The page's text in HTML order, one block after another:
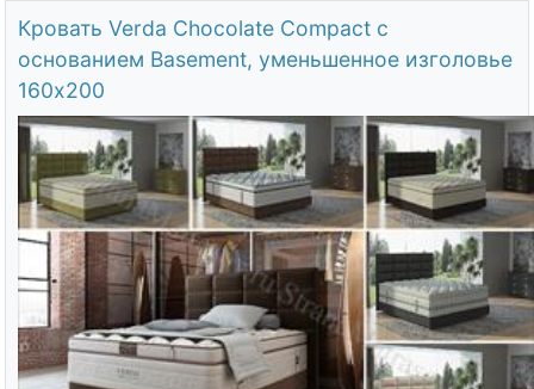
Кровать Verda Chocolate Compact с
основанием Basement, уменьшенное изголовье
160х200